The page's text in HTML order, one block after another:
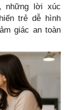
những lời xúc
trẻ dễ hình
giác an toàn